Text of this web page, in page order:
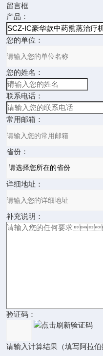
留言框
产品：
您的单位：
您的姓名：
联系电话：
常用邮箱：
省份：
详细地址：
补充说明：
验证码：
请输入计算结果（填写阿拉伯数